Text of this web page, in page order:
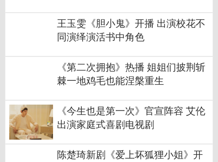
王玉雯《胆小鬼》开播 出演校花不
同演绎演活书中角色
《第二次拥抱》热播 姐姐们披荆斩
棘一地鸡毛也能涅槃重生
《今生也是第一次》官宣阵容 艾伦
出演家庭式喜剧电视剧
陈楚琦新剧《爱上坏狐狸小姐》开